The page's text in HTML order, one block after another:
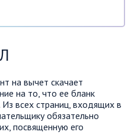
на вычет скачает
на то, что ее бланк
всех страниц, входящих в
обязательно
посвященную его